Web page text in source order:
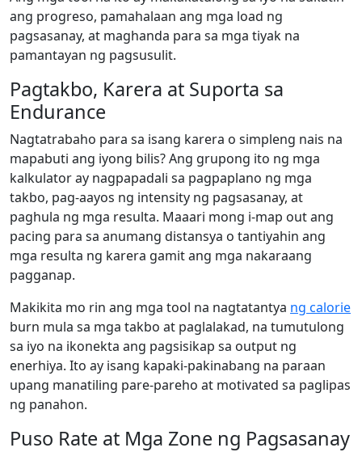
ang progreso, pamahalaan ang mga load ng
pagsasanay, at maghanda para sa mga tiyak na
pamantayan ng pagsusulit.
Pagtakbo, Karera at Suporta sa
Endurance
Nagtatrabaho para sa isang karera o simpleng nais na
mapabuti ang iyong bilis? Ang grupong ito ng mga
kalkulator ay nagpapadali sa pagpaplano ng mga
takbo, pag-aayos ng intensity ng pagsasanay, at
paghula ng mga resulta. Maaari mong i-map out ang
pacing para sa anumang distansya o tantiyahin ang
mga resulta ng karera gamit ang mga nakaraang
pagganap.
Makikita mo rin ang mga tool na nagtatantya ng calorie
burn mula sa mga takbo at paglalakad, na tumutulong
sa iyo na ikonekta ang pagsisikap sa output ng
enerhiya. Ito ay isang kapaki-pakinabang na paraan
upang manatiling pare-pareho at motivated sa paglipas
ng panahon.
Puso Rate at Mga Zone ng Pagsasanay